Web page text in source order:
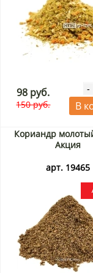
98 руб.
150 руб.
-
В
Кориандр
Акция
арт. 19465